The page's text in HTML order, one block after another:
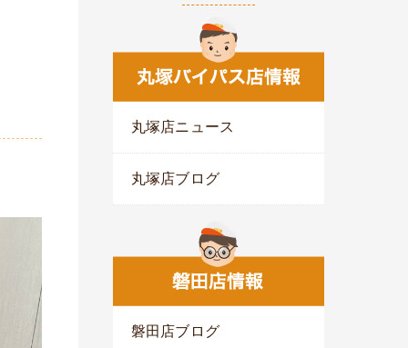
丸塚店ニュース
丸塚店ブログ
磐田店ブログ